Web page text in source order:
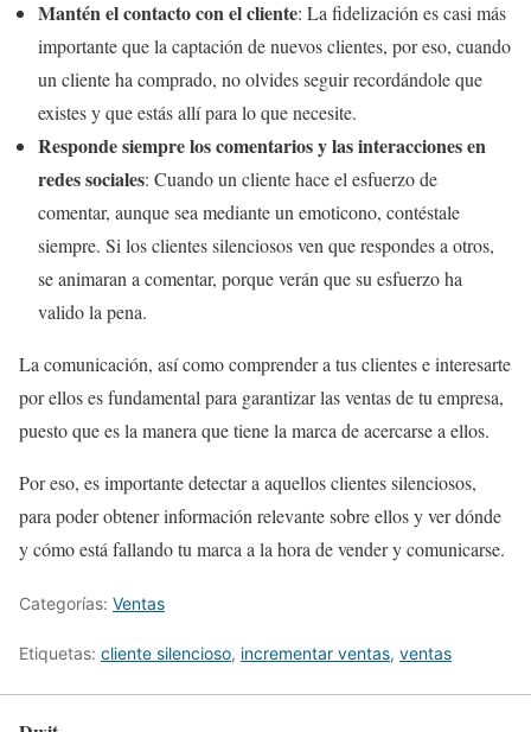
Mantén el contacto con el cliente: La fidelización es casi más
importante que la captación de nuevos clientes, por eso, cuando
un cliente ha comprado, no olvides seguir recordándole que
existes y que estás allí para lo que necesite.
Responde siempre los comentarios y las interacciones en
redes sociales: Cuando un cliente hace el esfuerzo de
comentar, aunque sea mediante un emoticono, contéstale
siempre. Si los clientes silenciosos ven que respondes a otros,
se animaran a comentar, porque verán que su esfuerzo ha
valido la pena.
La comunicación, así como comprender a tus clientes e interesarte
por ellos es fundamental para garantizar las ventas de tu empresa,
puesto que es la manera que tiene la marca de acercarse a ellos.
Por eso, es importante detectar a aquellos clientes silenciosos,
para poder obtener información relevante sobre ellos y ver dónde
y cómo está fallando tu marca a la hora de vender y comunicarse.
Categorías: Ventas
Etiquetas: cliente silencioso, incrementar ventas, ventas